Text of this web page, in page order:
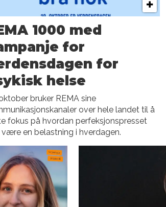
1000 med
for
for
helse
bruker REMA sine
over hele landet til å
fokus på hvordan perfeksjonspresset
være en belastning i hverdagen.